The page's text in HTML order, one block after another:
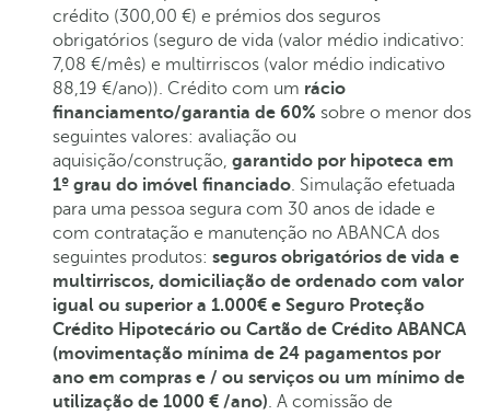
crédito (300,00 €) e prémios dos seguros
obrigatórios (seguro de vida (valor médio indicativo:
7,08 €/mês) e multirriscos (valor médio indicativo
88,19 €/ano)). Crédito com um rácio
financiamento/garantia de 60% sobre o menor dos
seguintes valores: avaliação ou
aquisição/construção, garantido por hipoteca em
1º grau do imóvel financiado. Simulação efetuada
para uma pessoa segura com 30 anos de idade e
com contratação e manutenção no ABANCA dos
seguintes produtos: seguros obrigatórios de vida e
multirriscos, domiciliação de ordenado com valor
igual ou superior a 1.000€ e Seguro Proteção
Crédito Hipotecário ou Cartão de Crédito ABANCA
(movimentação mínima de 24 pagamentos por
ano em compras e / ou serviços ou um mínimo de
utilização de 1000 € /ano). A comissão de